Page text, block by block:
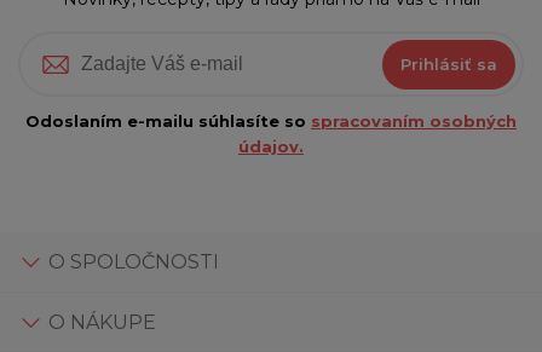
Prihlásiť sa
Odoslaním e-mailu súhlasíte so spracovaním osobných
údajov.
O SPOLOČNOSTI
O NÁKUPE